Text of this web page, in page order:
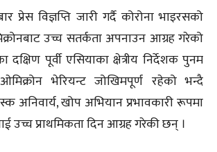
विज्ञप्ति जारी गर्दै कोरोना भाइरसको
उच्च सतर्कता अपनाउन आग्रह गरेको
पूर्वी एसियाका क्षेत्रीय निर्देशक पुनम
भेरियन्ट जोखिमपूर्ण रहेको भन्दै
अनिवार्य, खोप अभियान प्रभावकारी रूपमा
उच्च प्राथमिकता दिन आग्रह गरेकी छन् ।